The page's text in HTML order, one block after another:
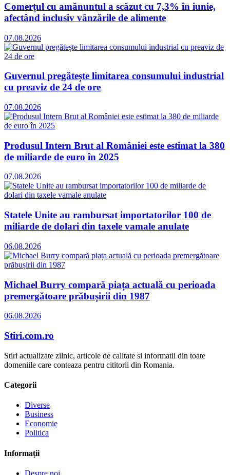
Comerțul cu amănuntul a scăzut cu 7,3% în iunie,
afectând inclusiv vânzările de alimente
07.08.2026
Guvernul pregătește limitarea consumului industrial
cu preaviz de 24 de ore
07.08.2026
Produsul Intern Brut al României este estimat la 380
de miliarde de euro în 2025
07.08.2026
Statele Unite au rambursat importatorilor 100 de
miliarde de dolari din taxele vamale anulate
06.08.2026
Michael Burry compară piața actuală cu perioada
premergătoare prăbușirii din 1987
06.08.2026
Stiri.com.ro
Stiri actualizate zilnic, articole de calitate si informatii din toate
domeniile care conteaza pentru cititorii din Romania.
Categorii
Diverse
Business
Economie
Politica
Informații
Despre noi